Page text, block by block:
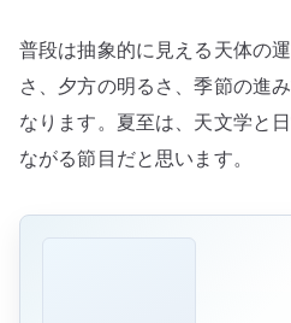
節
の
構
造
へ
普段は抽象的に見える天体の
さ、夕方の明るさ、季節の進
なります。夏至は、天文学と
ながる節目だと思います。